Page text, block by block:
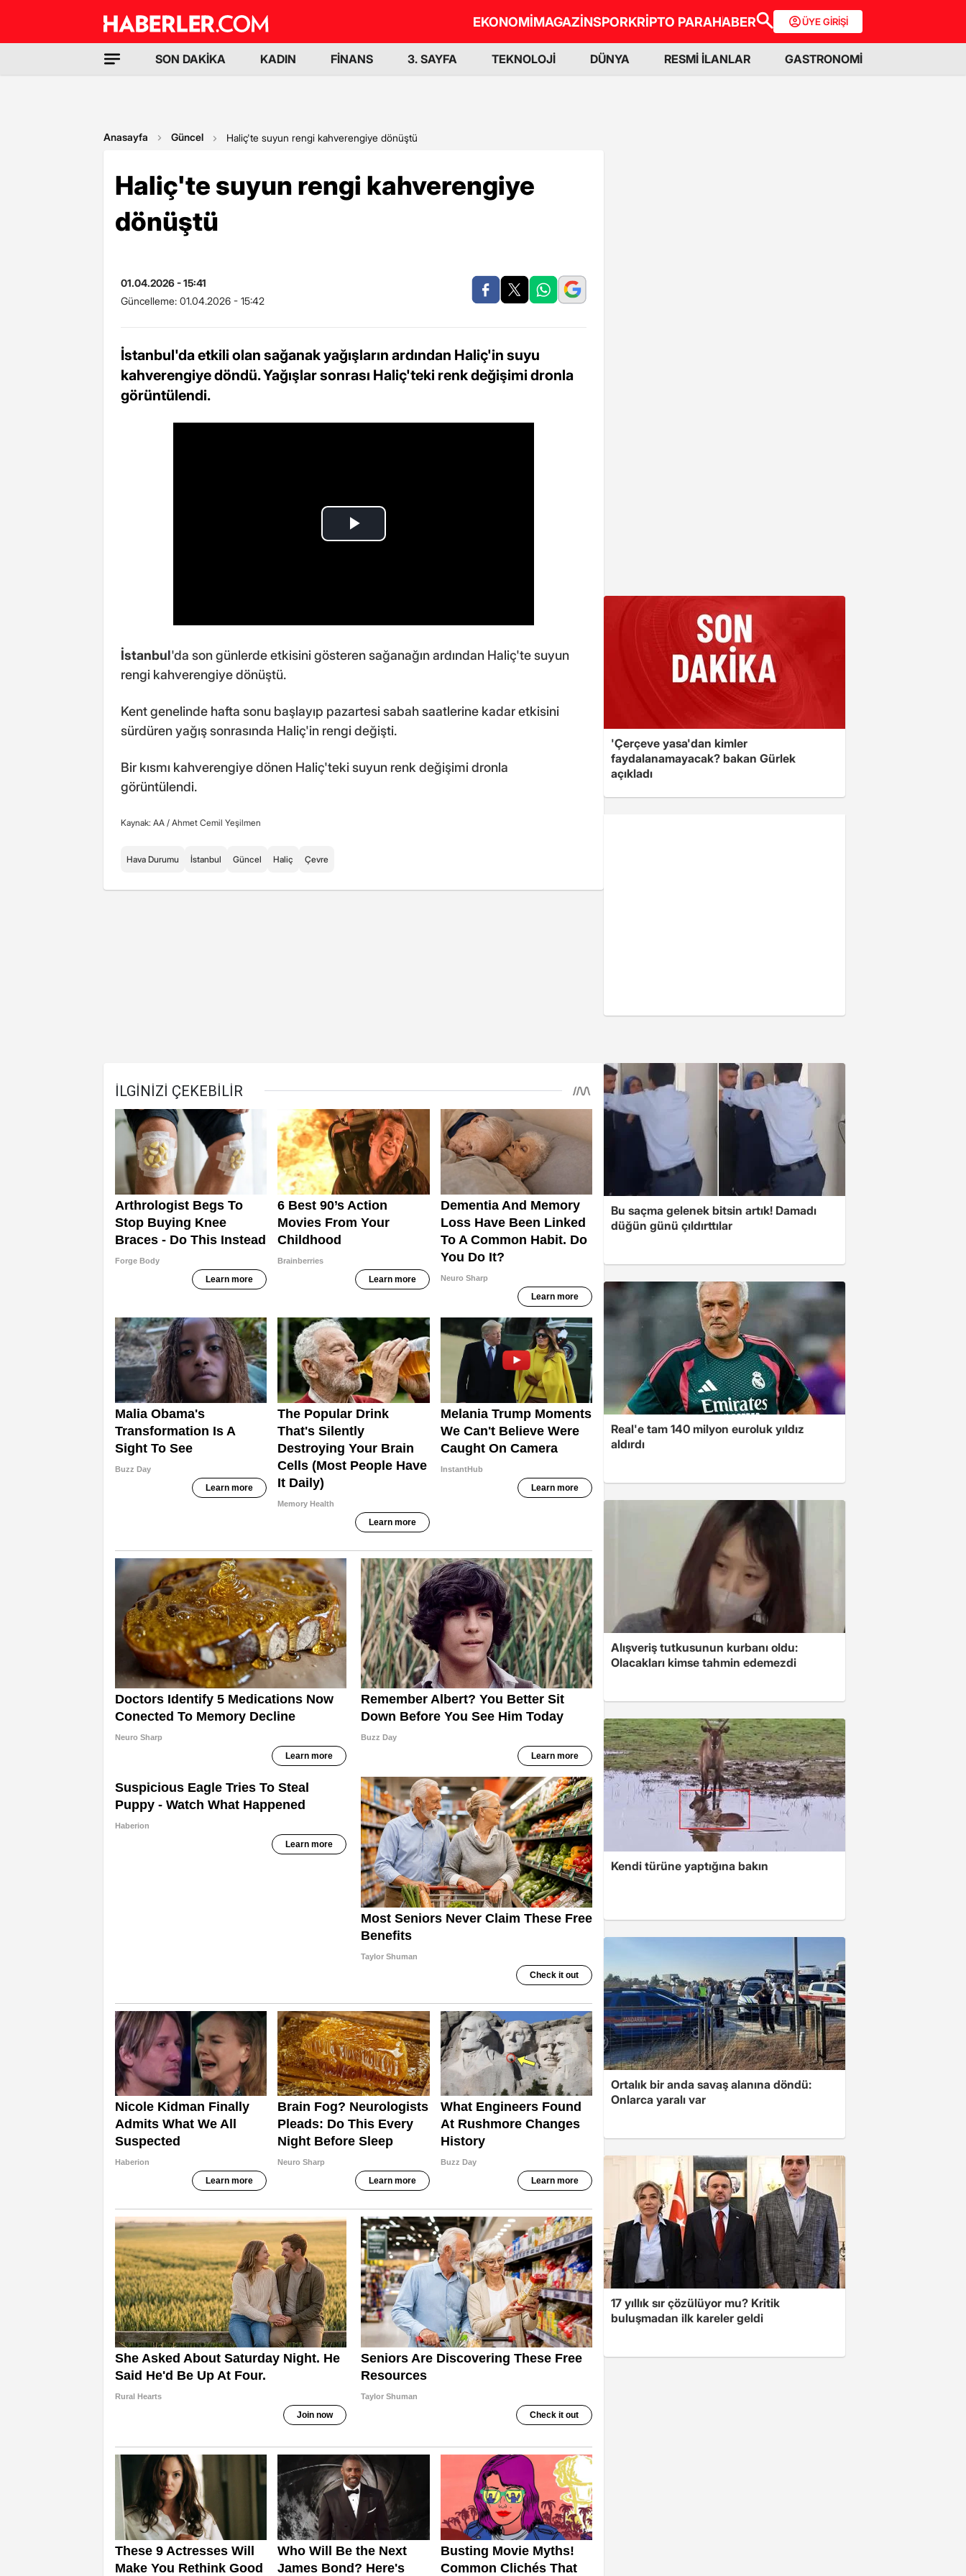
EKONOMİMAGAZİNSPORKRİPTO PARAHABER ÜYE GİRİŞİ
SON DAKİKA KADIN FİNANS 3. SAYFA TEKNOLOJİ DÜNYA RESMİ İLANLAR GASTRONOMİ
Anasayfa Güncel Haliç'te suyun rengi kahverengiye dönüştü
Haliç'te suyun rengi kahverengiye
dönüştü
01.04.2026 - 15:41
Güncelleme: 01.04.2026 - 15:42
İstanbul'da etkili olan sağanak yağışların ardından Haliç'in suyu
kahverengiye döndü. Yağışlar sonrası Haliç'teki renk değişimi dronla
görüntülendi.
İstanbul'da son günlerde etkisini gösteren sağanağın ardından Haliç'te suyun
rengi kahverengiye dönüştü.
Kent genelinde hafta sonu başlayıp pazartesi sabah saatlerine kadar etkisini
sürdüren yağış sonrasında Haliç'in rengi değişti.
Bir kısmı kahverengiye dönen Haliç'teki suyun renk değişimi dronla
görüntülendi.
Kaynak: AA / Ahmet Cemil Yeşilmen
Hava Durumu İstanbul Güncel Haliç Çevre
'Çerçeve yasa'dan kimler
faydalanamayacak? bakan Gürlek
açıkladı
Bu saçma gelenek bitsin artık! Damadı
düğün günü çıldırttılar
Real'e tam 140 milyon euroluk yıldız
aldırdı
Alışveriş tutkusunun kurbanı oldu:
Olacakları kimse tahmin edemezdi
Kendi türüne yaptığına bakın
Ortalık bir anda savaş alanına döndü:
Onlarca yaralı var
17 yıllık sır çözülüyor mu? Kritik
buluşmadan ilk kareler geldi